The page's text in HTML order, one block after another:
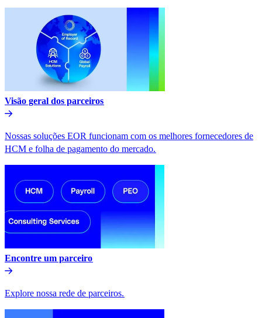
Visão geral dos parceiros​​
Nossas soluções EOR funcionam com os melhores fornecedores de
HCM e folha de pagamento do mercado.​​
Encontre um parceiro​​
Explore nossa rede de parceiros.​​